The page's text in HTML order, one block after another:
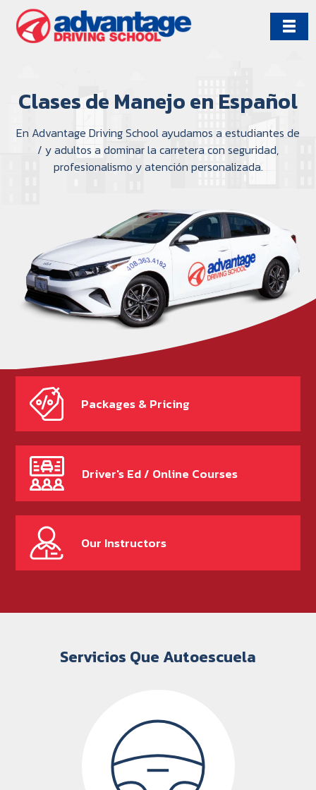
content
Clases de Manejo en Español
En Advantage Driving School ayudamos a estudiantes de
/ y adultos a dominar la carretera con seguridad,
profesionalismo y atención personalizada.
Packages & Pricing
Driver's Ed / Online Courses
Our Instructors
Servicios Que Autoescuela